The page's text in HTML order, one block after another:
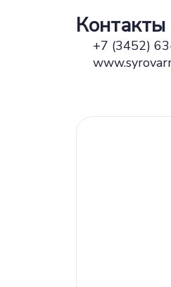
Контакты
+7 (3452)